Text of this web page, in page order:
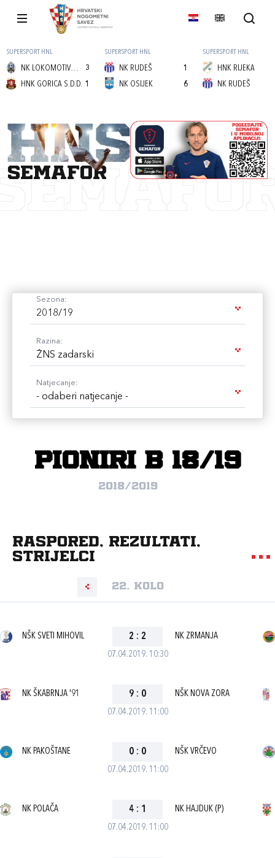
SUPERSPORT HNL
NK LOKOMOTIVA (Z)
3
1
HNK GORICA S.D.D.
SUPERSPORT HNL
NK RUDEŠ
1
6
NK OSIJEK
SUPERSPORT HNL
HNK RIJEKA
NK RUDEŠ
semafor
Sezona:
2018/19
Razina:
ŽNS zadarski
Natjecanje:
- odaberi natjecanje -
pioniri B 18/19
2018/2019
Raspored, rezultati,
strijelci
22. kolo
07.04.2019. 10:30
NŠK SVETI MIHOVIL 2 : 2 NK ZRMANJA
07.04.2019. 11:00
NK ŠKABRNJA '91 9 : 0 NŠK NOVA ZORA
07.04.2019. 11:00
NK PAKOŠTANE 0 : 0 NŠK VRČEVO
07.04.2019. 11:00
NK POLAČA 4 : 1 NK HAJDUK (P)